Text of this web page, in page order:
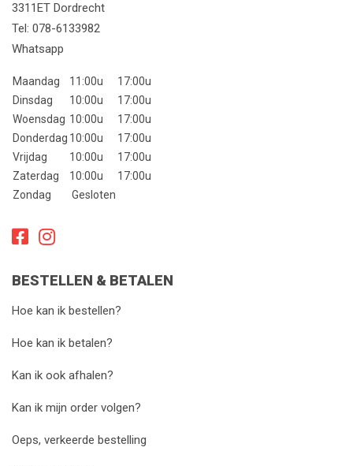
3311ET Dordrecht
Tel: 078-6133982
Whatsapp
Maandag 11:00u
17:00u
Dinsdag
10:00u
17:00u
Woensdag 10:00u
17:00u
Donderdag 10:00u
17:00u
Vrijdag
10:00u
17:00u
Zaterdag
10:00u
17:00u
Zondag
Gesloten
BESTELLEN & BETALEN
Hoe kan ik bestellen?
Hoe kan ik betalen?
Kan ik ook afhalen?
Kan ik mijn order volgen?
Oeps, verkeerde bestelling